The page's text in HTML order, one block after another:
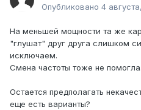
Опубликовано 4
На меньшей мощности та же
"глушат" друг друга слишком
исключаем.
Смена частоты тоже не помогла.
Остается предполагать
еще есть варианты?